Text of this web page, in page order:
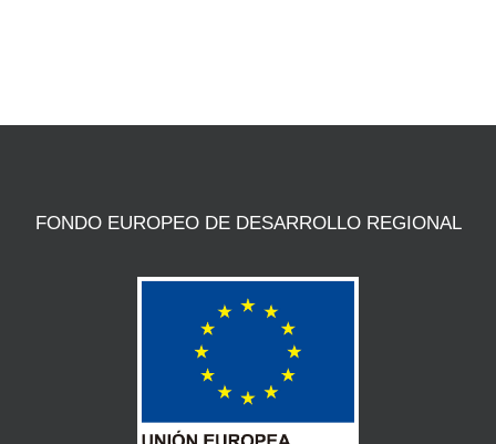
FONDO EUROPEO DE DESARROLLO REGIONAL